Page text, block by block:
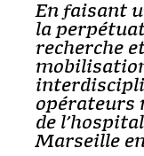
En faisant
la
recherche
opérateurs
de
Marseille